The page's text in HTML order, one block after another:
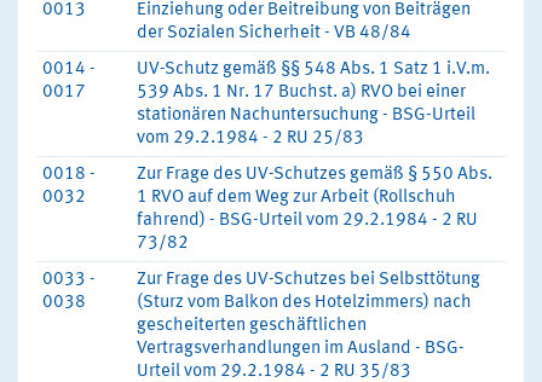
0013
Einziehung oder Beitreibung von Beiträgen
der Sozialen Sicherheit - VB 48/84
0014 -
0017
UV-Schutz gemäß §§ 548 Abs. 1 Satz 1 i.V.m.
539 Abs. 1 Nr. 17 Buchst. a) RVO bei einer
stationären Nachuntersuchung - BSG-Urteil
vom 29.2.1984 - 2 RU 25/83
0018 -
0032
Zur Frage des UV-Schutzes gemäß § 550 Abs.
1 RVO auf dem Weg zur Arbeit (Rollschuh
fahrend) - BSG-Urteil vom 29.2.1984 - 2 RU
73/82
0033 -
0038
Zur Frage des UV-Schutzes bei Selbsttötung
(Sturz vom Balkon des Hotelzimmers) nach
gescheiterten geschäftlichen
Vertragsverhandlungen im Ausland - BSG-
Urteil vom 29.2.1984 - 2 RU 35/83